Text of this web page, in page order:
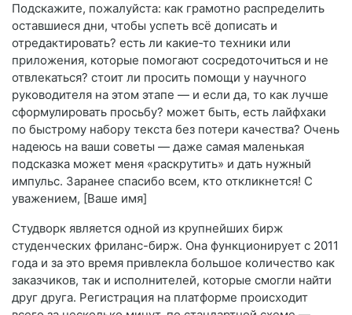
Подскажите, пожалуйста: как грамотно распределить
оставшиеся дни, чтобы успеть всё дописать и
отредактировать? есть ли какие‑то техники или
приложения, которые помогают сосредоточиться и не
отвлекаться? стоит ли просить помощи у научного
руководителя на этом этапе — и если да, то как лучше
сформулировать просьбу? может быть, есть лайфхаки
по быстрому набору текста без потери качества? Очень
надеюсь на ваши советы — даже самая маленькая
подсказка может меня «раскрутить» и дать нужный
импульс. Заранее спасибо всем, кто откликнется! С
уважением, [Ваше имя]
Студворк является одной из крупнейших бирж
студенческих фриланс-бирж. Она функционирует с 2011
года и за это время привлекла большое количество как
заказчиков, так и исполнителей, которые смогли найти
друг друга. Регистрация на платформе происходит